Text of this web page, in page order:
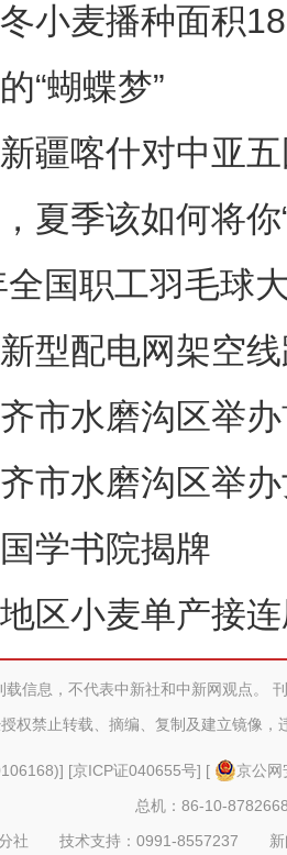
小麦播种面积
的“蝴蝶梦”
新疆喀什对中亚
夏季该如何将你
国职工羽毛球
型配电网架空
市水磨沟区举
市水磨沟区举
学书院揭牌
区小麦单产接
载信息，不代表中新社和中新网观点。
权禁止转载、摘编、复制及建立镜像，
] [京ICP证040655号] [
京公
总机：86-10-
分社 技术支持：0991-8557237